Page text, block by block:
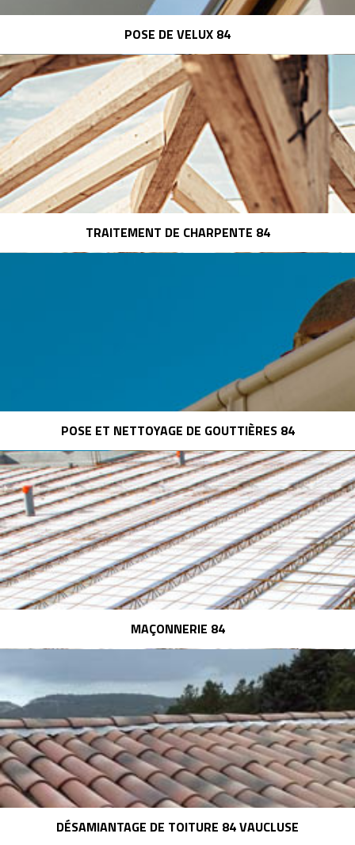
POSE DE VELUX 84
TRAITEMENT DE CHARPENTE 84
POSE ET NETTOYAGE DE GOUTTIÈRES 84
MAÇONNERIE 84
DÉSAMIANTAGE DE TOITURE 84 VAUCLUSE